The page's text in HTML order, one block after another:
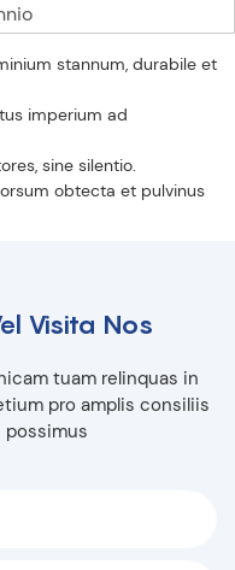
stannum, durabile et
imperium ad
sine silentio.
obtecta et pulvinus
Visita Nos
tuam relinquas in
pro amplis consiliis